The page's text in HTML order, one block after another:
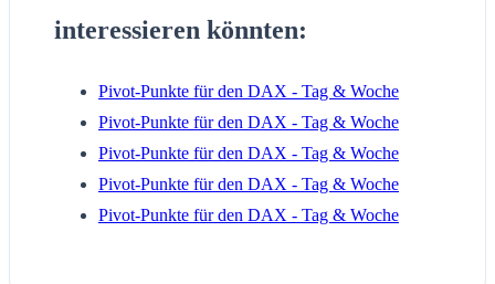
interessieren könnten:
Pivot-Punkte für den DAX - Tag & Woche
Pivot-Punkte für den DAX - Tag & Woche
Pivot-Punkte für den DAX - Tag & Woche
Pivot-Punkte für den DAX - Tag & Woche
Pivot-Punkte für den DAX - Tag & Woche